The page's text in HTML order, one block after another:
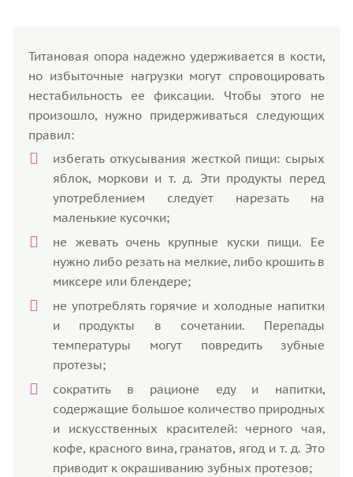
Титановая опора надежно удерживается в кости,
но избыточные нагрузки могут спровоцировать
нестабильность ее фиксации. Чтобы этого не
произошло, нужно придерживаться следующих
правил:
избегать откусывания жесткой пищи: сырых
яблок, моркови и т. д. Эти продукты перед
употреблением следует нарезать на
маленькие кусочки;
не жевать очень крупные куски пищи. Ее
нужно либо резать на мелкие, либо крошить в
миксере или блендере;
не употреблять горячие и холодные напитки
и продукты в сочетании. Перепады
температуры могут повредить зубные
протезы;
сократить в рационе еду и напитки,
содержащие большое количество природных
и искусственных красителей: черного чая,
кофе, красного вина, гранатов, ягод и т. д. Это
приводит к окрашиванию зубных протезов;